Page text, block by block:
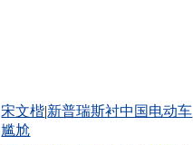
宋文楷|新普瑞斯衬中国电动车
尴尬